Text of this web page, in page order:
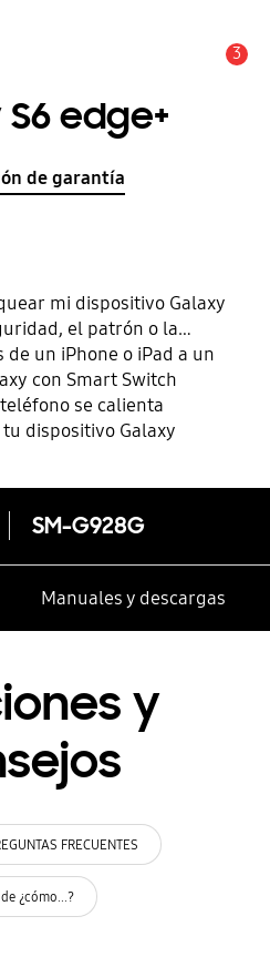
3
edge+
de garantía
mi dispositivo Galaxy
el patrón o la
un iPhone o iPad a un
con Smart Switch
se calienta
dispositivo Galaxy
SM-G928G
Manuales y descargas
y
FRECUENTES
¿cómo...?